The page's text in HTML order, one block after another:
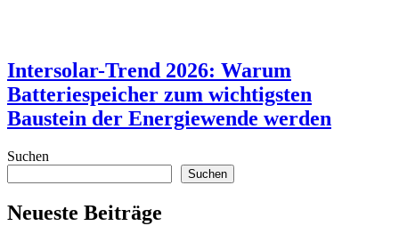
Intersolar-Trend 2026: Warum
Batteriespeicher zum wichtigsten
Baustein der Energiewende werden
Suchen
Suchen
Neueste Beiträge